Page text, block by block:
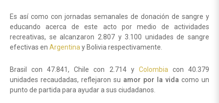
Es así como con jornadas semanales de donación de sangre y
educando acerca de este acto por medio de actividades
recreativas, se alcanzaron 2.807 y 3.100 unidades de sangre
efectivas en Argentina y Bolivia respectivamente.
Brasil con 47.841, Chile con 2.714 y Colombia con 40.379
unidades recaudadas, reflejaron su amor por la vida como un
punto de partida para ayudar a sus ciudadanos.